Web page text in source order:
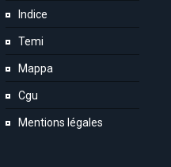
Indice
Temi
Mappa
Cgu
Mentions légales